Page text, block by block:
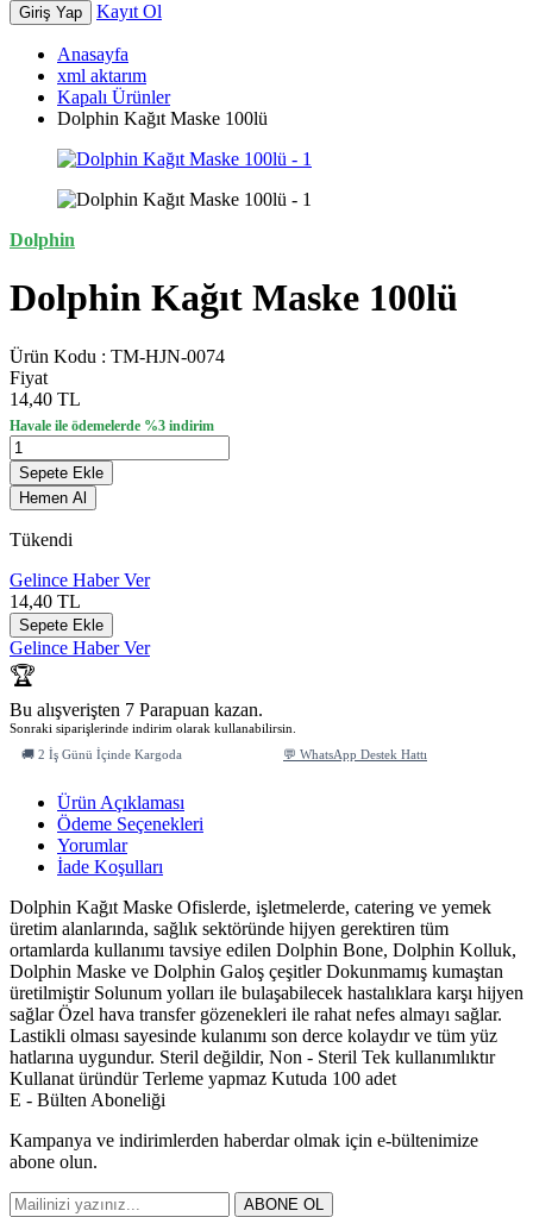
Giriş Yap Kayıt Ol
Anasayfa
xml aktarım
Kapalı Ürünler
Dolphin Kağıt Maske 100lü
Dolphin
Dolphin Kağıt Maske 100lü
Ürün Kodu : TM-HJN-0074
Fiyat
14,40 TL
Havale ile ödemelerde %3 indirim
Sepete Ekle
Hemen Al
Tükendi
Gelince Haber Ver
14,40 TL
Sepete Ekle
Gelince Haber Ver
🏆
Bu alışverişten 7 Parapuan kazan.
Sonraki siparişlerinde indirim olarak kullanabilirsin.
🚚 2 İş Günü İçinde Kargoda
💬 WhatsApp Destek Hattı
Ürün Açıklaması
Ödeme Seçenekleri
Yorumlar
İade Koşulları
Dolphin Kağıt Maske Ofislerde, işletmelerde, catering ve yemek
üretim alanlarında, sağlık sektöründe hijyen gerektiren tüm
ortamlarda kullanımı tavsiye edilen Dolphin Bone, Dolphin Kolluk,
Dolphin Maske ve Dolphin Galoş çeşitler Dokunmamış kumaştan
üretilmiştir Solunum yolları ile bulaşabilecek hastalıklara karşı hijyen
sağlar Özel hava transfer gözenekleri ile rahat nefes almayı sağlar.
Lastikli olması sayesinde kulanımı son derce kolaydır ve tüm yüz
hatlarına uygundur. Steril değildir, Non - Steril Tek kullanımlıktır
Kullanat üründür Terleme yapmaz Kutuda 100 adet
E - Bülten Aboneliği
Kampanya ve indirimlerden haberdar olmak için e-bültenimize
abone olun.
ABONE OL